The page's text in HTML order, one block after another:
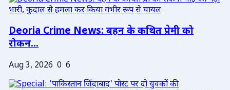
Deoria Crime News: बहन के कथित प्रेमी को
रोकन...
Aug 3, 2026 0 6